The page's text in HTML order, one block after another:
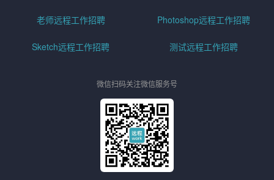
老师远程工作招聘 Photoshop远程工作招聘
Sketch远程工作招聘 测试远程工作招聘
微信扫码关注微信服务号